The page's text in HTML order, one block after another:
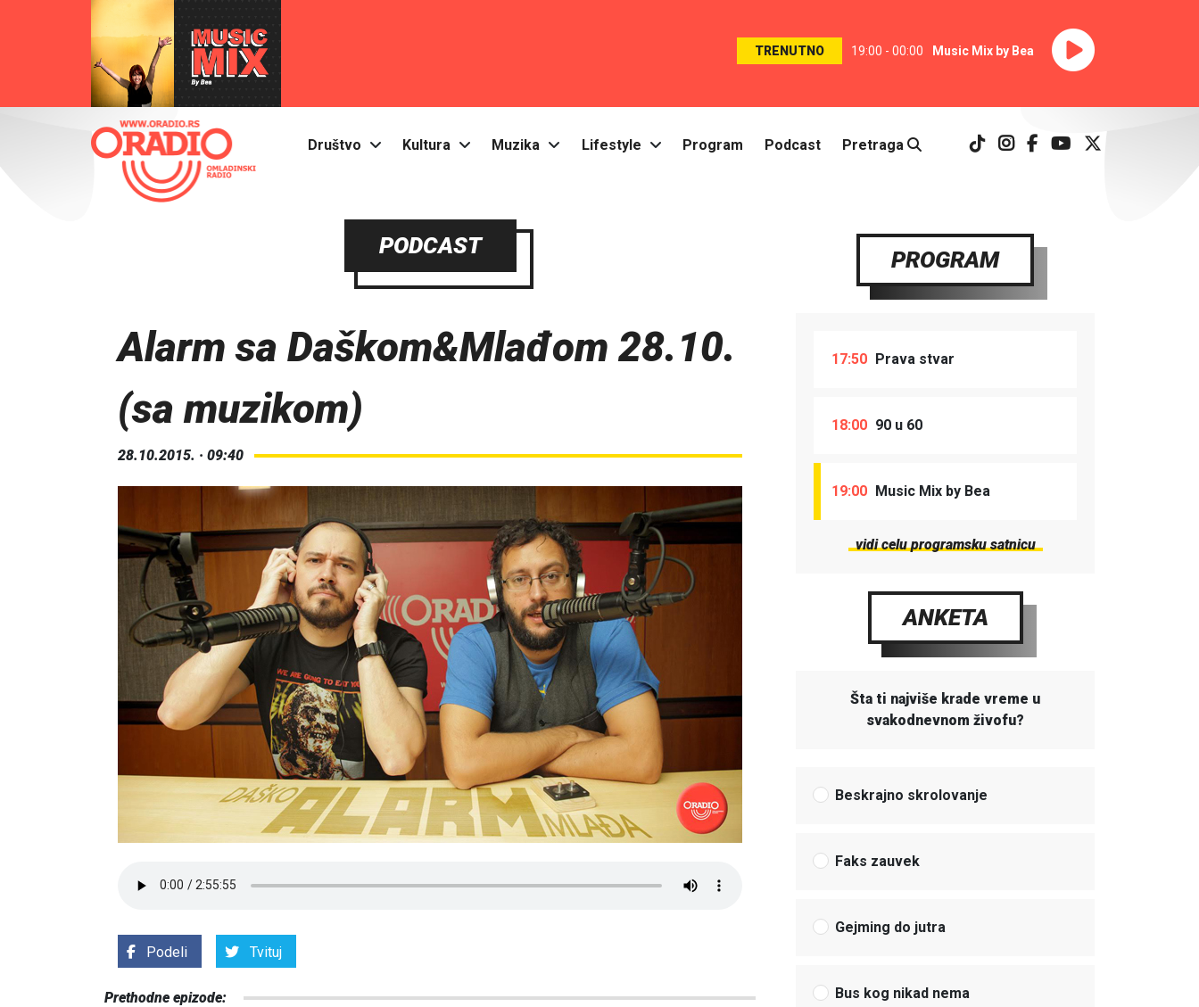
TRENUTNO 19:00 - 00:00 Music Mix by Bea
Društvo Kultura Muzika Lifestyle Program Podcast Pretraga
PODCAST
Alarm sa Daškom&Mlađom 28.10.
(sa muzikom)
28.10.2015. · 09:40
Podeli Tvituj
Prethodne epizode:
PROGRAM
17:50 Prava stvar
18:00 90 u 60
19:00 Music Mix by Bea
vidi celu programsku satnicu
ANKETA
Šta ti najviše krade vreme u
svakodnevnom živofu?
Beskrajno skrolovanje
Faks zauvek
Gejming do jutra
Bus kog nikad nema